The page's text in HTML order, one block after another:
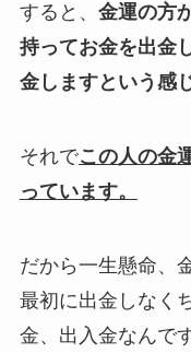
すると、 金運の方
持ってお金を出金
金しますという感
それでこの人の金
っています。
だから一生懸命、
最初に出金しなく
金、出入金なんで